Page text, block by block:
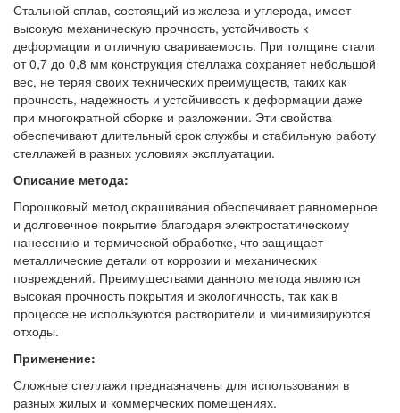
Стальной сплав, состоящий из железа и углерода, имеет
высокую механическую прочность, устойчивость к
деформации и отличную свариваемость. При толщине стали
от 0,7 до 0,8 мм конструкция стеллажа сохраняет небольшой
вес, не теряя своих технических преимуществ, таких как
прочность, надежность и устойчивость к деформации даже
при многократной сборке и разложении. Эти свойства
обеспечивают длительный срок службы и стабильную работу
стеллажей в разных условиях эксплуатации.
Описание метода:
Порошковый метод окрашивания обеспечивает равномерное
и долговечное покрытие благодаря электростатическому
нанесению и термической обработке, что защищает
металлические детали от коррозии и механических
повреждений. Преимуществами данного метода являются
высокая прочность покрытия и экологичность, так как в
процессе не используются растворители и минимизируются
отходы.
Применение:
Сложные стеллажи предназначены для использования в
разных жилых и коммерческих помещениях.